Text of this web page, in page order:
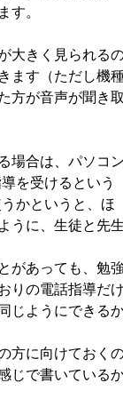
す。
大きく見られる
ます（ただし機
方が音声が聞き
場合は、パソコ
を受けるという
かというと、ほ
うに、生徒と先
があっても、勉
りの電話指導だ
じようにできる
方に向けておく
じで書いている